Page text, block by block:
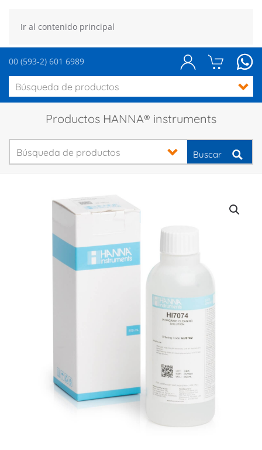
Ir al contenido principal
00 (593-2) 601 6989
Productos HANNA® instruments
Buscar